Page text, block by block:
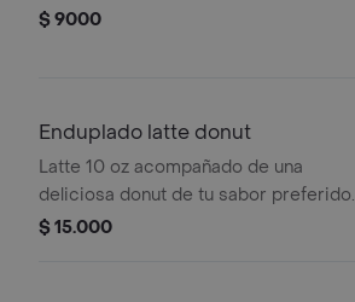
$ 9000
Enduplado latte donut
Latte 10 oz acompañado de una
deliciosa donut de tu sabor preferido.
$ 15.000